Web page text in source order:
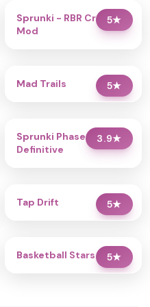
5★
Sprunki - RBR Crew
Mod
5★
Mad Trails
3.9★
Sprunki Phase 2.5
Definitive
5★
Tap Drift
5★
Basketball Stars 2026